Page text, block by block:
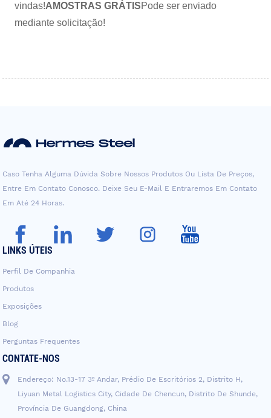
vindas!AMOSTRAS GRÁTISPode ser enviado
mediante solicitação!
Caso Tenha Alguma Dúvida Sobre Nossos Produtos Ou Lista De Preços,
Entre Em Contato Conosco. Deixe Seu E-Mail E Entraremos Em Contato
Em Até 24 Horas.
LINKS ÚTEIS
Perfil De Companhia
Produtos
Exposições
Blog
Perguntas Frequentes
CONTATE-NOS
Endereço: No.13-17 3º Andar, Prédio De Escritórios 2, Distrito H,
Liyuan Metal Logistics City, Cidade De Chencun, Distrito De Shunde,
Província De Guangdong, China